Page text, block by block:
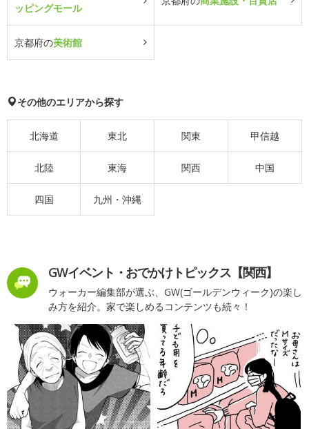
ッピングモール
京都府の美術館
その他のエリアから探す
北海道 東北 関東 甲信越
北陸 東海 関西 中国
四国 九州・沖縄
GWイベント・おでかけトピックス【関西】
ウォーカー編集部が選ぶ、GW(ゴールデンウィーク)の楽し
み方を紹介。家で楽しめるコンテンツも続々！